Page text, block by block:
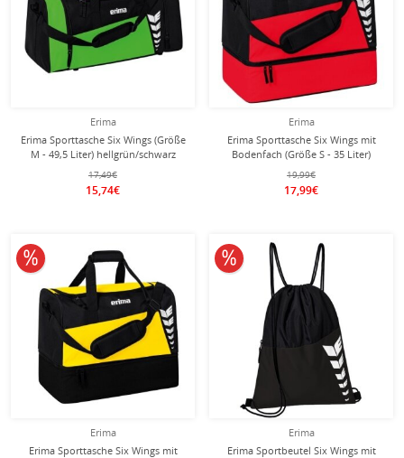
Erima
Erima Sporttasche Six Wings (Größe
M - 49,5 Liter) hellgrün/schwarz
61x29x28cm
17,49€
15,74€
Erima
Erima Sporttasche Six Wings mit
Bodenfach (Größe S - 35 Liter)
rot/schwarz 40x25x35cm
19,99€
17,99€
Erima
Erima Sporttasche Six Wings mit
10% reduziert
Erima
Erima Sportbeutel Six Wings mit
10% reduziert